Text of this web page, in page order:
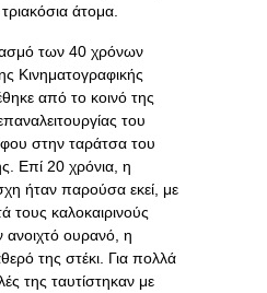
άτομα.
των 40 χρόνων
Κινηματογραφικής
από το κοινό της
του
στην ταράτσα του
Επί 20 χρόνια, η
ήταν παρούσα εκεί, με
τους καλοκαιρινούς
ουρανό, η
της στέκι. Για πολλά
της ταυτίστηκαν με